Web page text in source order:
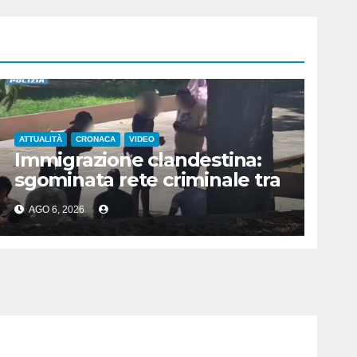
ATTUALITÀ CRONACA VIDEO
Immigrazione clandestina:
sgominata rete criminale tra
Algeria, Italia e Francia
AGO 6, 2026